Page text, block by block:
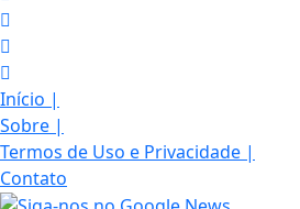
Início |
Sobre |
Termos de Uso e Privacidade |
Contato